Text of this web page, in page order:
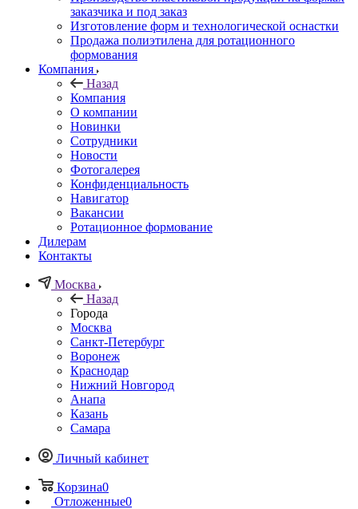
заказчика и под заказ
Изготовление форм и технологической оснастки
Продажа полиэтилена для ротационного
формования
Компания
Назад
Компания
О компании
Новинки
Сотрудники
Новости
Фотогалерея
Конфиденциальность
Навигатор
Вакансии
Ротационное формование
Дилерам
Контакты
Москва
Назад
Города
Москва
Санкт-Петербург
Воронеж
Краснодар
Нижний Новгород
Анапа
Казань
Самара
Личный кабинет
Корзина0
Отложенные0